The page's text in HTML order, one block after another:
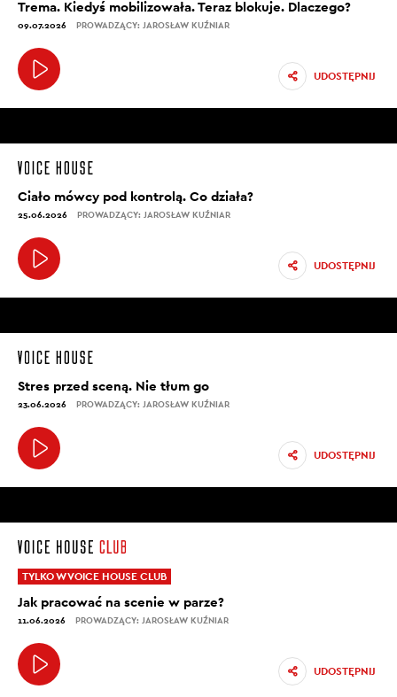
Trema. Kiedyś mobilizowała. Teraz blokuje. Dlaczego?
09.07.2026 PROWADZĄCY: JAROSŁAW KUŹNIAR
UDOSTĘPNIJ
Ciało mówcy pod kontrolą. Co działa?
25.06.2026 PROWADZĄCY: JAROSŁAW KUŹNIAR
UDOSTĘPNIJ
Stres przed sceną. Nie tłum go
23.06.2026 PROWADZĄCY: JAROSŁAW KUŹNIAR
UDOSTĘPNIJ
TYLKO W VOICE HOUSE CLUB
Jak pracować na scenie w parze?
11.06.2026 PROWADZĄCY: JAROSŁAW KUŹNIAR
UDOSTĘPNIJ